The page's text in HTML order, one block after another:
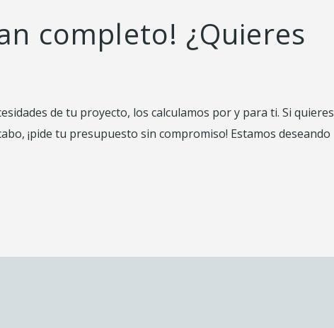
completo! ¿Quieres
de tu proyecto, los calculamos por y para ti. Si quieres
¡pide tu presupuesto sin compromiso! Estamos deseando